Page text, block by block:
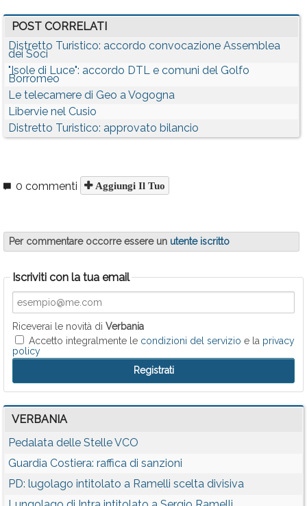
POST CORRELATI
Distretto Turistico: accordo convocazione Assemblea
dei Soci
"Isole di Luce": accordo DTL e comuni del Golfo
Borromeo
Le telecamere di Geo a Vogogna
Libervie nel Cusio
Distretto Turistico: approvato bilancio
0 commenti Aggiungi Il Tuo
Per commentare occorre essere un utente iscritto
Iscriviti con la tua email
Riceverai le novità di Verbania
Accetto integralmente le condizioni del servizio e la privacy
policy
VERBANIA
Pedalata delle Stelle VCO
Guardia Costiera: raffica di sanzioni
PD: lugolago intitolato a Ramelli scelta divisiva